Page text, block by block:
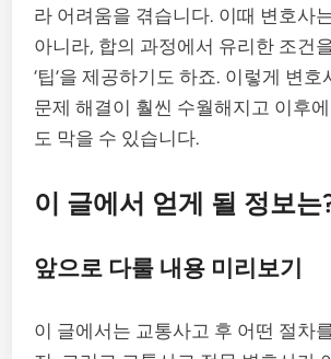
라 어려움을 겪습니다. 이때 변호사
아니라, 합의 과정에서 유리한 조건
‘팁’을 제공하기도 하죠. 이렇게 변
문제 해결이 훨씬 수월해지고 이후
도 막을 수 있습니다.
이 글에서 얻게 될 정보는
앞으로 다룰 내용 미리보기
이 글에서는 교통사고 후 어떤 절차